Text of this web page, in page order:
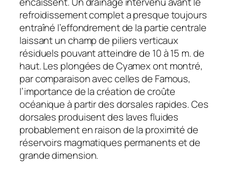
refroidissement complet a presque toujours
entraîné l’effondrement de la partie centrale
laissant un champ de piliers verticaux
résiduels pouvant atteindre de 10 à 15 m. de
haut. Les plongées de Cyamex ont montré,
par comparaison avec celles de Famous,
l’importance de la création de croûte
océanique à partir des dorsales rapides. Ces
dorsales produisent des laves fluides
probablement en raison de la proximité de
réservoirs magmatiques permanents et de
grande dimension.